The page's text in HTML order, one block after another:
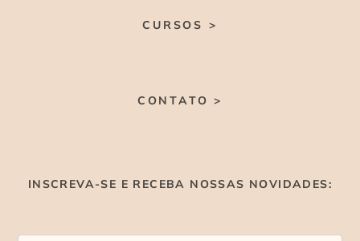
CURSOS >
CONTATO >
INSCREVA-SE E RECEBA NOSSAS NOVIDADES: